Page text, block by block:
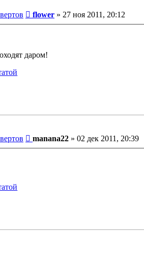
Сообщение
flower » 27 ноя 2011, 20:12
даром!
Сообщение
manana22 » 02 дек 2011, 20:39